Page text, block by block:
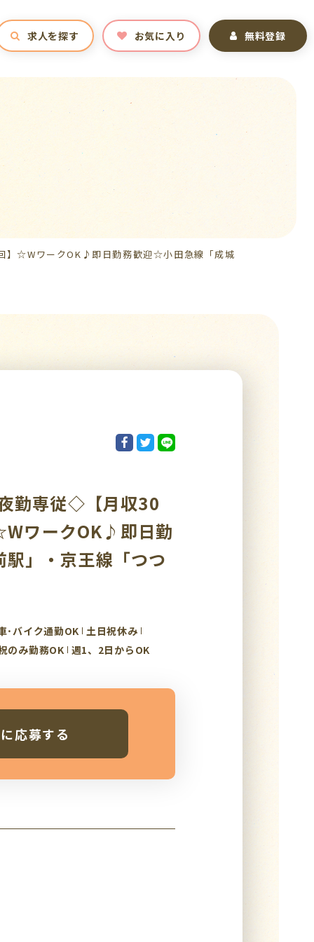
求人を探す お気に入り 無料登録
】☆WワークOK♪即日勤務歓迎☆小田急線「成城
勤専従◇【月収30
ワークOK♪即日勤
」・京王線「つつ
･バイク通勤OK 土日祝休み
のみ勤務OK 週1、2日からOK
応募する